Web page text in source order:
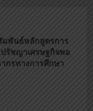
มพันธ์หลักสูตรการ
รัชญาเศรษฐกิจพอ
กรทางการศึกษา